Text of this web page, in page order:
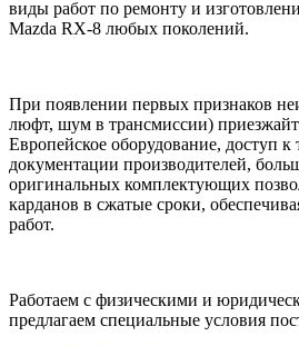
виды работ по ремонту и
Mazda RX-8 любых поколений.
При появлении первых признаков
люфт, шум в трансмиссии)
Европейское оборудование, доступ к
документации производителей,
оригинальных комплектующих
карданов в сжатые сроки,
работ.
Работаем с физическими и
предлагаем специальные условия